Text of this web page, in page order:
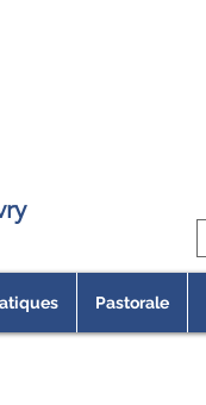
Pastorale